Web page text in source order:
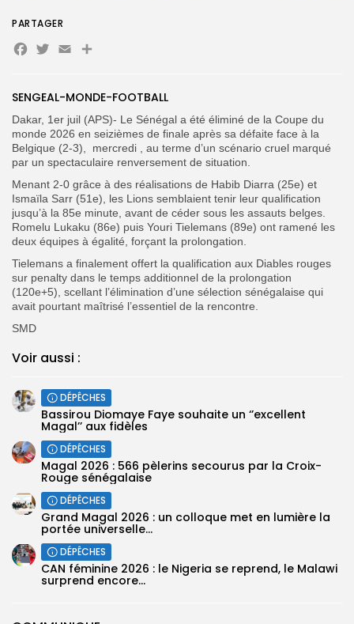
FR
SENGEAL-MONDE-FOOTBALL
Dakar, 1er juil (APS)- Le Sénégal a été éliminé de la Coupe du
monde 2026 en seizièmes de finale après sa défaite face à la
Belgique (2-3), mercredi , au terme d’un scénario cruel marqué
par un spectaculaire renversement de situation.
Menant 2-0 grâce à des réalisations de Habib Diarra (25e) et
Ismaïla Sarr (51e), les Lions semblaient tenir leur qualification
jusqu’à la 85e minute, avant de céder sous les assauts belges.
Romelu Lukaku (86e) puis Youri Tielemans (89e) ont ramené les
deux équipes à égalité, forçant la prolongation.
Tielemans a finalement offert la qualification aux Diables rouges
sur penalty dans le temps additionnel de la prolongation
(120e+5), scellant l’élimination d’une sélection sénégalaise qui
avait pourtant maîtrisé l’essentiel de la rencontre.
SMD
Voir aussi :
DÉPÊCHES
Bassirou Diomaye Faye souhaite un ‘’excellent
Magal’’ aux fidèles
DÉPÊCHES
Magal 2026 : 566 pèlerins secourus par la Croix-
Rouge sénégalaise
DÉPÊCHES
Grand Magal 2026 : un colloque met en lumière la
portée universelle...
DÉPÊCHES
‎CAN féminine 2026 : le Nigeria se reprend, le Malawi
surprend encore...
PARTAGER
Facebook
Twitter
EmailPartager